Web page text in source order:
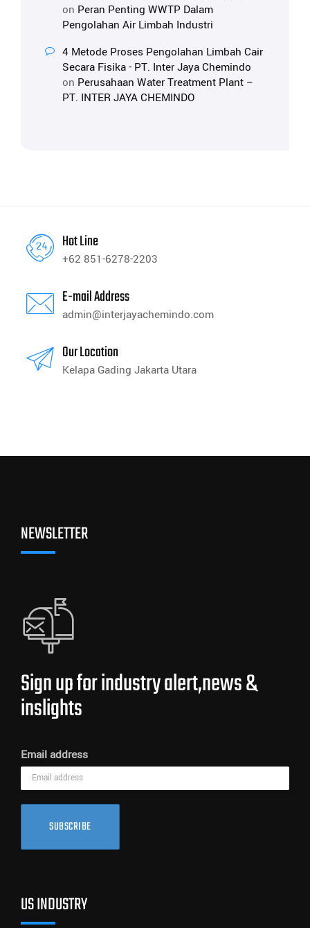
on Peran Penting WWTP Dalam
Pengolahan Air Limbah Industri
4 Metode Proses Pengolahan Limbah Cair
Secara Fisika - PT. Inter Jaya Chemindo
on Perusahaan Water Treatment Plant –
PT. INTER JAYA CHEMINDO
Hot Line
+62 851-6278-2203
E-mail Address
admin@interjayachemindo.com
Our Location
Kelapa Gading Jakarta Utara
NEWSLETTER
Sign up for industry alert,news &
inslights
Email address
SUBSCRIBE
US INDUSTRY